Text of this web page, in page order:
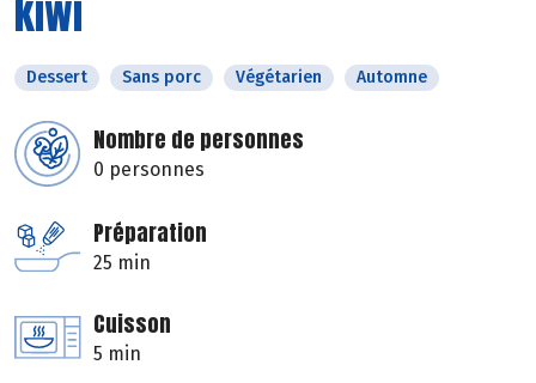
kiwi
Dessert Sans porc Végétarien Automne
Nombre de personnes
0 personnes
Préparation
25 min
Cuisson
5 min